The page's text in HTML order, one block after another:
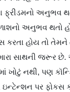
અનુભવ
અનુભવ થતો
કરતા હોય તો તેમને
સાથની જરૂર
ખોટું નથી, પણ
ઇન્ટેન્શન પર ફોકસ